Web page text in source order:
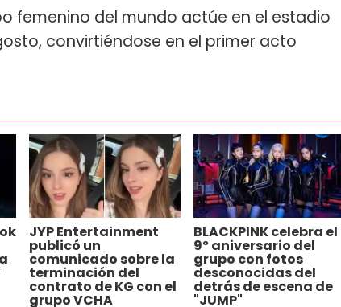
femenino del mundo actúe en el estadio
convirtiéndose en el primer acto
JYP Entertainment
publicó un
comunicado sobre la
terminación del
contrato de KG con el
grupo VCHA
BLACKPINK celebra el
9º aniversario del
grupo con fotos
desconocidas del
detrás de escena de
"JUMP"